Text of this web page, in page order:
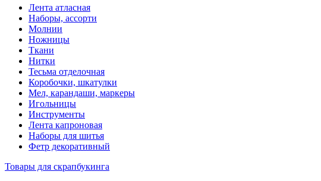
Лента атласная
Наборы, ассорти
Молнии
Ножницы
Ткани
Нитки
Тесьма отделочная
Коробочки, шкатулки
Мел, карандаши, маркеры
Игольницы
Инструменты
Лента капроновая
Наборы для шитья
Фетр декоративный
Товары для скрапбукинга